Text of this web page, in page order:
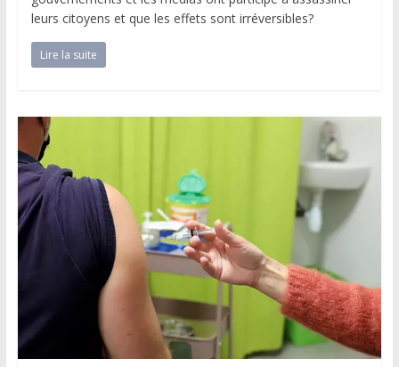
leurs citoyens et que les effets sont irréversibles?
Lire la suite